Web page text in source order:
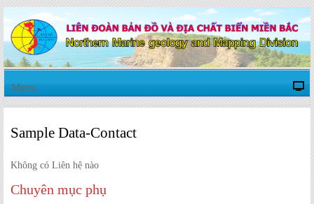
Menu
Sample Data-Contact
Không có Liên hệ nào
Chuyên mục phụ